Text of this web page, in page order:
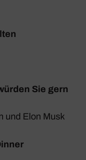
Sie gern
und Elon Musk